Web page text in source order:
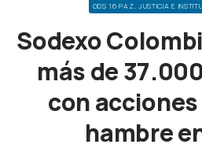
ODS 16 PAZ, JUSTICIA E
Sodexo
más de
con
hambre